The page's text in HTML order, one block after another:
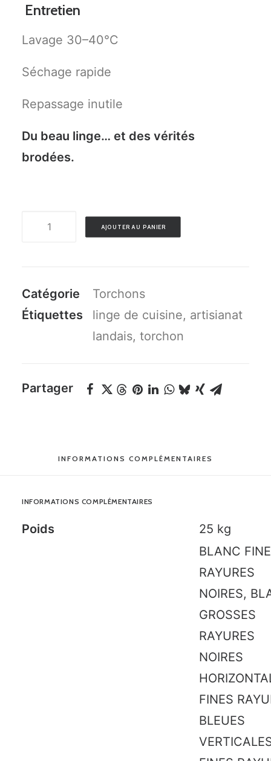
Entretien
Lavage 30–40°C
Séchage rapide
Repassage inutile
Du beau linge… et des vérités
brodées.
quantité
PLS
AJOUTER AU PANIER
Catégorie
Torchons
Étiquettes
linge de cuisine, artisianat
landais, torchon
Partager
INFORMATIONS COMPLÉMENTAIRES
INFORMATIONS COMPLÉMENTAIRES
Poids 25 kg
BLANC
RAYURES
NOIRES,
GROSSES
RAYURES
NOIRES
FINES
BLEUES